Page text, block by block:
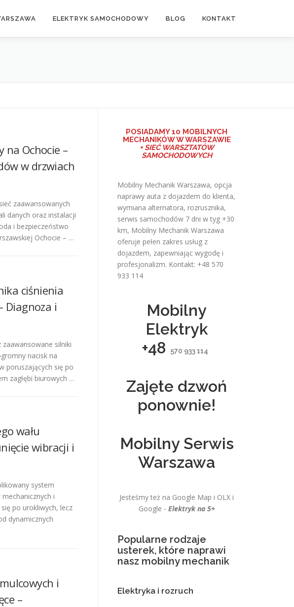
ELEKTRYK SAMOCHODOWY BLOG KONTAKT
na Ochocie –
w drzwiach
zaawansowanych
danych oraz instalacji
i bezpieczeństwo
Ochocie – …
ciśnienia
Diagnoza i
silniki
nacisk na
poruszających się po
zagłębi biurowych …
wału
wibracji i
system
i
po urokliwych, lecz
dynamicznych
i
–
POSIADAMY 10 MOBILNYCH
MECHANIKÓW W WARSZAWIE
+ SIEĆ WARSZTATÓW
SAMOCHODOWYCH
Mobilny Mechanik Warszawa, opcja
naprawy auta z dojazdem do klienta,
wymiana alternatora, rozrusznika,
serwis samochodów 7 dni w tyg +30
km, Mobilny Mechanik Warszawa
oferuje pełen zakres usług z
dojazdem, zapewniając wygodę i
profesjonalizm. Kontakt: +48 570
933 114
Mobilny
Elektryk
+48
570 933 114
Zajęte dzwoń
ponownie!
Mobilny Serwis
Warszawa
Jesteśmy też na Google Map i OLX i
Google - Elektryk na 5+
Popularne rodzaje
usterek, które naprawi
nasz mobilny mechanik
Elektryka i rozruch